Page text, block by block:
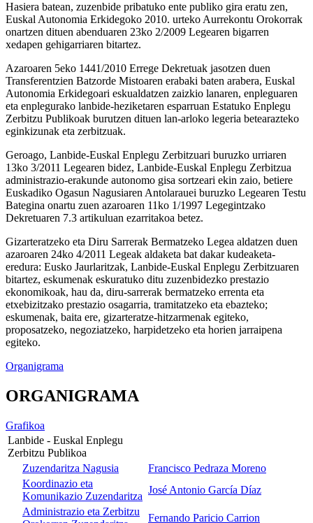
Hasiera batean, zuzenbide pribatuko ente publiko gira eratu zen,
Euskal Autonomia Erkidegoko 2010. urteko Aurrekontu Orokorrak
onartzen dituen abenduaren 23ko 2/2009 Legearen bigarren
xedapen gehigarriaren bitartez.
Azaroaren 5eko 1441/2010 Errege Dekretuak jasotzen duen
Transferentzien Batzorde Mistoaren erabaki baten arabera, Euskal
Autonomia Erkidegoari eskualdatzen zaizkio lanaren, enpleguaren
eta enplegurako lanbide-heziketaren esparruan Estatuko Enplegu
Zerbitzu Publikoak burutzen dituen lan-arloko legeria betearazteko
eginkizunak eta zerbitzuak.
Geroago, Lanbide-Euskal Enplegu Zerbitzuari buruzko urriaren
13ko 3/2011 Legearen bidez, Lanbide-Euskal Enplegu Zerbitzua
administrazio-erakunde autonomo gisa sortzeari ekin zaio, betiere
Euskadiko Ogasun Nagusiaren Antolarauei buruzko Legearen Testu
Bategina onartu zuen azaroaren 11ko 1/1997 Legegintzako
Dekretuaren 7.3 artikuluan ezarritakoa betez.
Gizarteratzeko eta Diru Sarrerak Bermatzeko Legea aldatzen duen
azaroaren 24ko 4/2011 Legeak aldaketa bat dakar kudeaketa-
eredura: Eusko Jaurlaritzak, Lanbide-Euskal Enplegu Zerbitzuaren
bitartez, eskumenak eskuratuko ditu zuzenbidezko prestazio
ekonomikoak, hau da, diru-sarrerak bermatzeko errenta eta
etxebizitzako prestazio osagarria, tramitatzeko eta ebazteko;
eskumenak, baita ere, gizarteratze-hitzarmenak egiteko,
proposatzeko, negoziatzeko, harpidetzeko eta horien jarraipena
egiteko.
Organigrama
ORGANIGRAMA
Grafikoa
Lanbide - Euskal Enplegu
Zerbitzu Publikoa
Zuzendaritza Nagusia
Francisco Pedraza Moreno
Koordinazio eta
Komunikazio Zuzendaritza
José Antonio García Díaz
Administrazio eta Zerbitzu
Fernando Paricio Carrion